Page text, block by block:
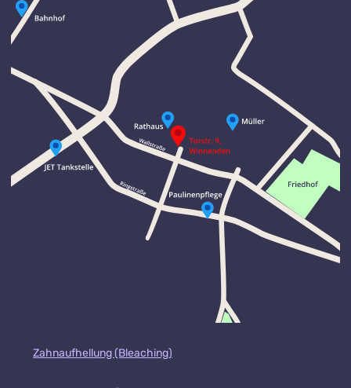
Zahnaufhellung (Bleaching)